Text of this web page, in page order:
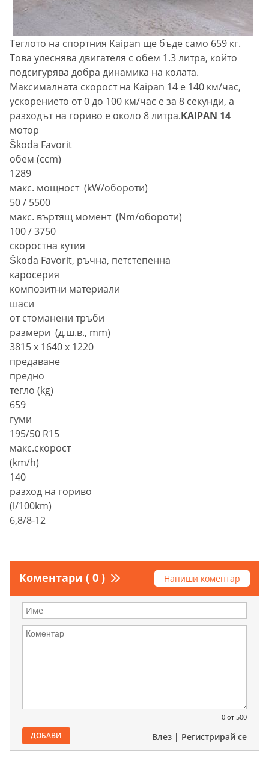
Теглото на спортния Kaipan ще бъде само 659 кг.
Това улеснява двигателя с обем 1.3 литра, който
подсигурява добра динамика на колата.
Максималната скорост на Kaipan 14 е 140 км/час,
ускорението от 0 до 100 км/час е за 8 секунди, а
разходът на гориво е около 8 литра.KAIPAN 14
мотор
Škoda Favorit
обем (ccm)
1289
макс. мощност (kW/обороти)
50 / 5500
макс. въртящ момент (Nm/oбороти)
100 / 3750
скоростна кутия
Škoda Favorit, ръчна, петстепенна
каросерия
композитни материали
шаси
от стоманени тръби
размери (д.ш.в., mm)
3815 x 1640 x 1220
предаване
предно
тегло (kg)
659
гуми
195/50 R15
макс.скорост
(km/h)
140
разход на гориво
(l/100km)
6,8/8-12
Коментари ( 0 ) Напиши коментар
0 от 500
ДОБАВИ Влез | Регистрирай се